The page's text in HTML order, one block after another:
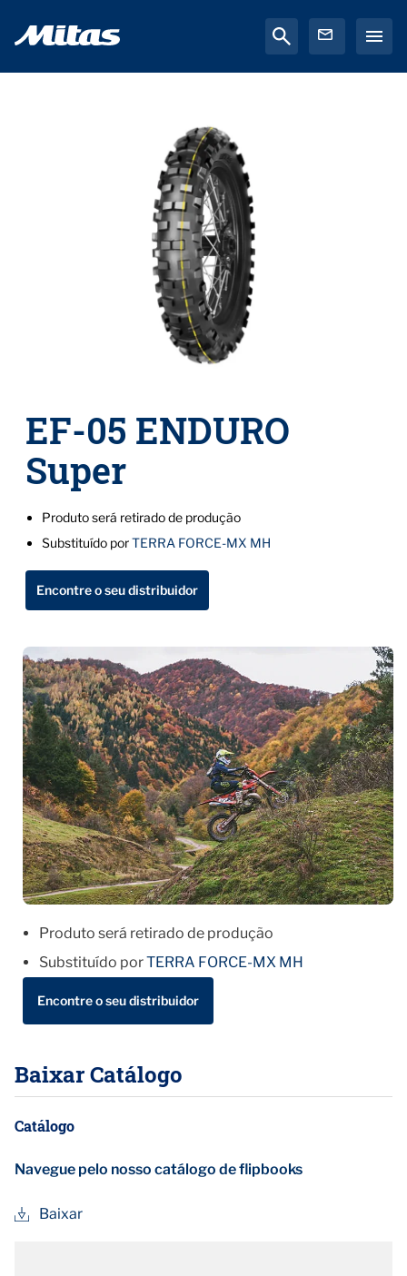
EF-05 ENDURO
Super
Produto será retirado de produção
Substituído porTERRA FORCE-MX MH
Encontre o seu distribuidor
Produto será retirado de produção
Substituído porTERRA FORCE-MX MH
Encontre o seu distribuidor
Baixar Catálogo
Catálogo
Navegue pelo nosso catálogo de flipbooks
Baixar